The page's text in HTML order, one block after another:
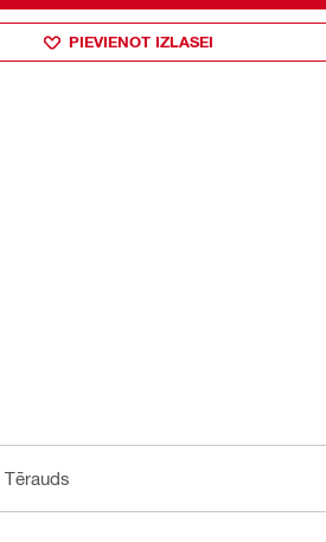
PIEVIENOT IZLASEI
Tērauds